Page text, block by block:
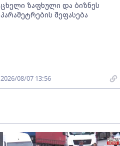
ცხელი ზაფხული და ბიზნეს
პარამეტრების შეფასება
2026/08/07 13:56